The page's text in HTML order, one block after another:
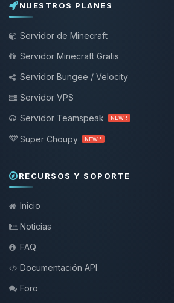
NUESTROS PLANES
Servidor de Minecraft
Servidor Minecraft Gratis
Servidor Bungee / Velocity
Servidor VPS
Servidor Teamspeak
NEW !
Super Choupy NEW !
RECURSOS Y SOPORTE
Inicio
Noticias
FAQ
Documentación API
Foro